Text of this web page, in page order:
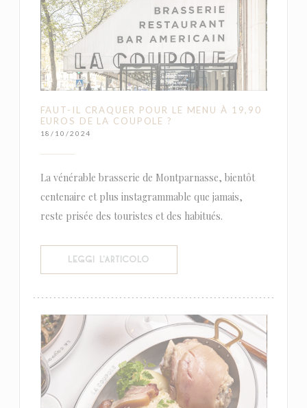
FAUT-IL CRAQUER POUR LE MENU À 19,90
EUROS DE LA COUPOLE ?
18/10/2024
La vénérable brasserie de Montparnasse, bientôt
centenaire et plus instagrammable que jamais,
reste prisée des touristes et des habitués.
LEGGI L'ARTICOLO